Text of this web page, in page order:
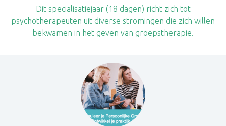
Dit specialisatiejaar (18 dagen) richt zich tot
psychotherapeuten uit diverse stromingen die zich willen
bekwamen in het geven van groepstherapie.